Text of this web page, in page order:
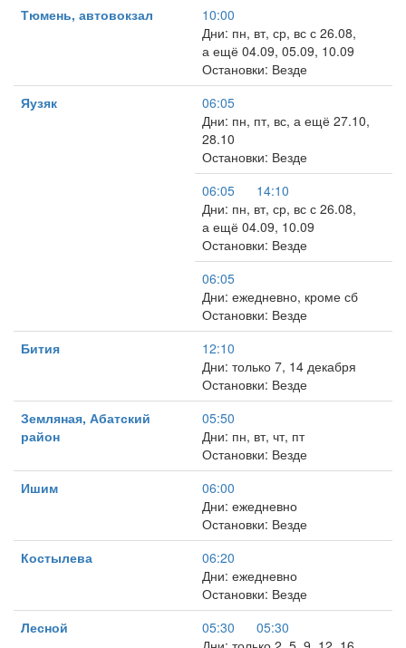
Тюмень, автовокзал
10:00
Дни: пн, вт, ср, вс с 26.08,
а ещё 04.09, 05.09, 10.09
Остановки: Везде
Яузяк
06:05
Дни: пн, пт, вс, а ещё 27.10,
28.10
Остановки: Везде
06:05
14:10
Дни: пн, вт, ср, вс с 26.08,
а ещё 04.09, 10.09
Остановки: Везде
06:05
Дни: ежедневно, кроме сб
Остановки: Везде
Бития
12:10
Дни: только 7, 14 декабря
Остановки: Везде
Земляная, Абатский
район
05:50
Дни: пн, вт, чт, пт
Остановки: Везде
Ишим
06:00
Дни: ежедневно
Остановки: Везде
Костылева
06:20
Дни: ежедневно
Остановки: Везде
Лесной
05:30
05:30